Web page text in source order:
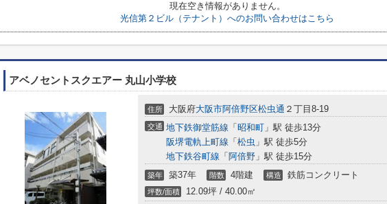
現在空き情報がありません。
光信第２ビル（テナント）へのお問い合わせはこちら
アベノセントスクエアー 丸山小学校
住所 大阪府大阪市阿倍野区松虫通 ２丁目8-19
交通 地下鉄御堂筋線 「 昭和町 」駅 徒歩13分
阪堺電軌上町線 「 松虫 」駅 徒歩5分
地下鉄谷町線 「 阿倍野 」駅 徒歩15分
築年 築37年 階数 4階建 構造 鉄筋コンクリート
坪数/面積 12.09坪 / 40.00㎡